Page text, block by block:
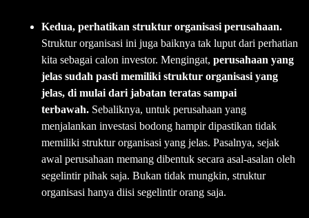
Kedua, perhatikan struktur organisasi perusahaan.
Struktur organisasi ini juga baiknya tak luput dari perhatian
kita sebagai calon investor. Mengingat, perusahaan yang
jelas sudah pasti memiliki struktur organisasi yang
jelas, di mulai dari jabatan teratas sampai
terbawah. Sebaliknya, untuk perusahaan yang
menjalankan investasi bodong hampir dipastikan tidak
memiliki struktur organisasi yang jelas. Pasalnya, sejak
awal perusahaan memang dibentuk secara asal-asalan oleh
segelintir pihak saja. Bukan tidak mungkin, struktur
organisasi hanya diisi segelintir orang saja.